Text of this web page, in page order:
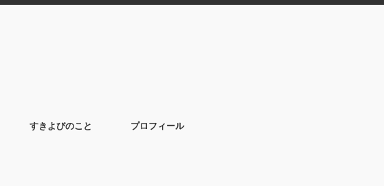
すきよびのこと プロフィール